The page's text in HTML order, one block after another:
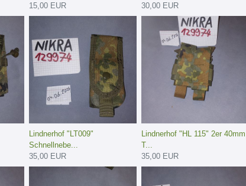
15,00 EUR
30,00 EUR
Lindnerhof "LT009"
Schnellnebe...
35,00 EUR
Lindnerhof "HL 115" 2er 40mm
T...
35,00 EUR